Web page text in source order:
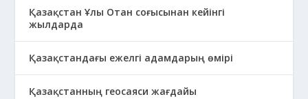
Қазақстан Ұлы Отан соғысынан кейінгі
жылдарда
Қазақстандағы ежелгі адамдарың өмірі
Қазақстанның геосаяси жағдайы